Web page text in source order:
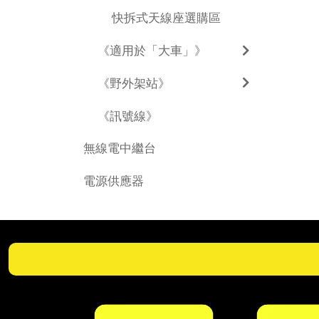
快拆式天線座選購區
《適用於「大車」》
《野外架站》
《訊號線》
無線電中繼台
電源供應器